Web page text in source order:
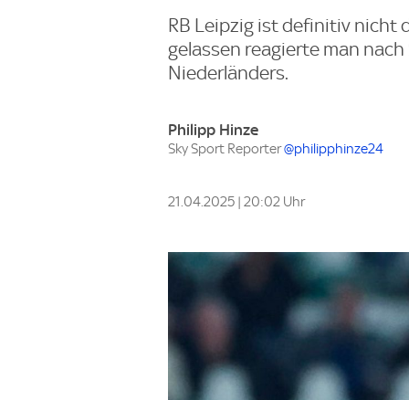
RB Leipzig ist definitiv nicht
gelassen reagierte man
Niederländers.
Philipp Hinze
Sky Sport Reporter@philipphinze24
21.04.2025 | 20:02 Uhr